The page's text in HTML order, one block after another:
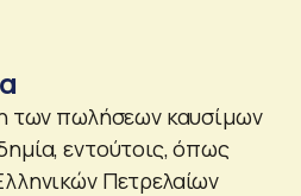
των πωλήσεων καυσίμων
εντούτοις, όπως
Πετρελαίων